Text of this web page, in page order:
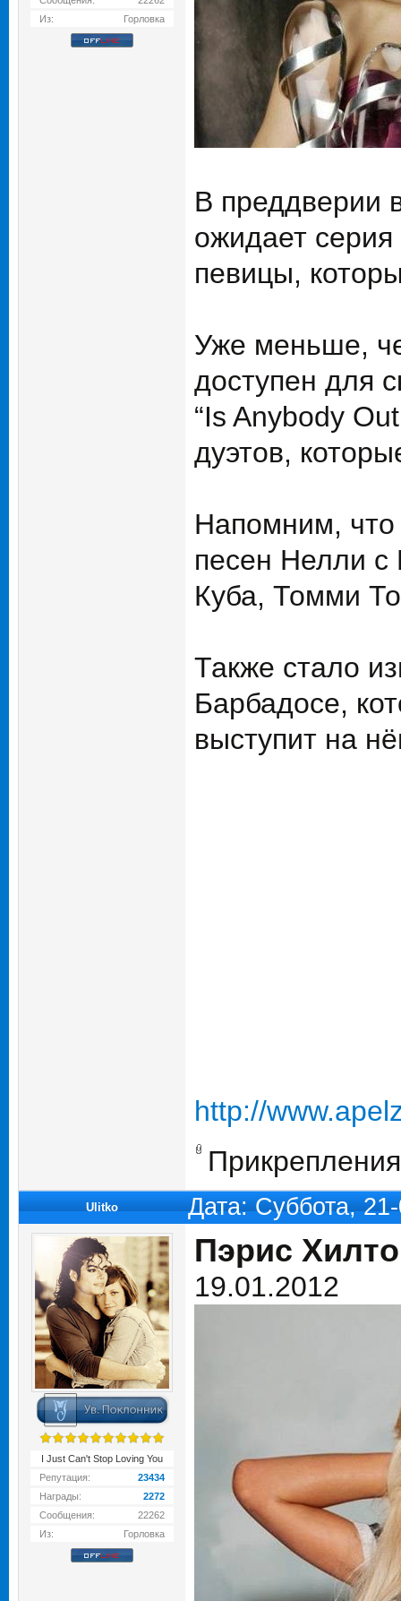
Из:
Горловка
В преддверии
ожидает
певицы,
Уже меньше,
доступен для
“Is Anybody
дуэтов,
Напомним, что
песен Нелли
Куба, Томми
Также стало
Барбадосе,
выступит на
http://
Ulitko Дата: Суббота,
I Just Can't Stop Loving You
Репутация:
23434
Награды:
2272
Сообщения:
22262
Из:
Горловка
Пэрис
19.01.2012